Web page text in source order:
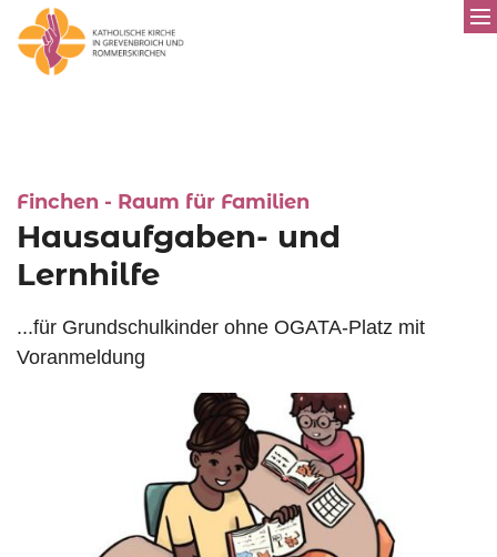
Finchen - Raum für Familien:
Hausaufgaben- und
Lernhilfe
...für Grundschulkinder ohne OGATA-Platz mit
Voranmeldung